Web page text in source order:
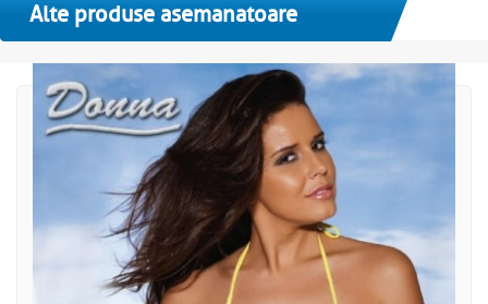
Alte produse asemanatoare